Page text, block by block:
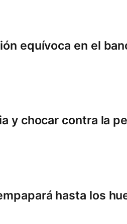
equívoca en el
y chocar contra la
hasta los